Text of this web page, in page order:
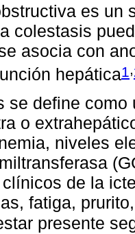
es un
colestasis
asocia con
hepática1
se define
o
niveles
de la
fatiga,
presente